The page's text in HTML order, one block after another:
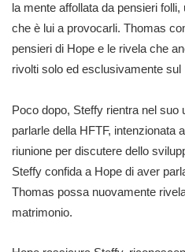
la mente affollata da pensieri
che è lui a provocarli. Thomas
pensieri di Hope e le rivela che
rivolti solo ed esclusivamente sul
Poco dopo, Steffy rientra nel suo
parlarle della HFTF, intenzionata
riunione per discutere dello
Steffy confida a Hope di aver
Thomas possa nuovamente
matrimonio.